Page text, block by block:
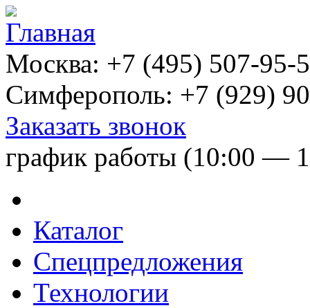
Москва: +7 (495) 507-95-
Симферополь: +7 (929)
Заказать звонок
график работы (10:00 —
Каталог
Спецпредложения
Технологии